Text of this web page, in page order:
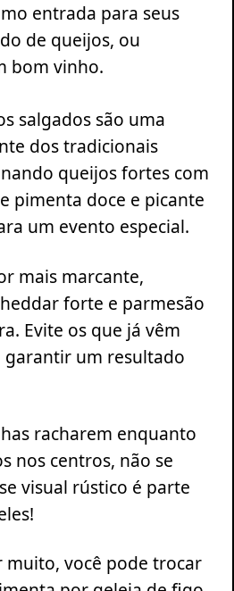
entrada para seus
de queijos, ou
bom vinho.
salgados são uma
dos tradicionais
queijos fortes com
pimenta doce e picante
um evento especial.
mais marcante,
forte e parmesão
Evite os que já vêm
um resultado
racharem enquanto
nos centros, não se
visual rústico é parte
muito, você pode trocar